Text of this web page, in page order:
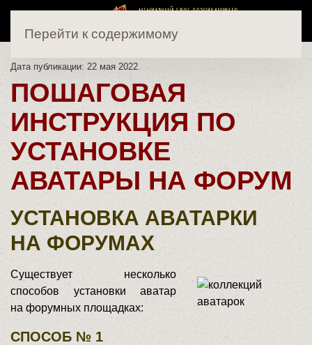
Перейти к содержимому
Дата публикации: 22 мая 2022.
ПОШАГОВАЯ
ИНСТРУКЦИЯ ПО
УСТАНОВКЕ
АВАТАРЫ НА ФОРУМ
УСТАНОВКА АВАТАРКИ
НА ФОРУМАХ
Существует несколько
способов установки аватар
на форумных площадках:
СПОСОБ № 1